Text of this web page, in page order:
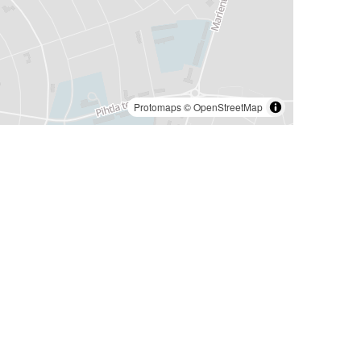
Protomaps©OpenStreetMap